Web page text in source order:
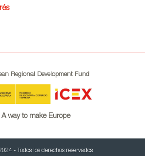
Regional Development Fund
A way to make Europe
- Todos los derechos reservados